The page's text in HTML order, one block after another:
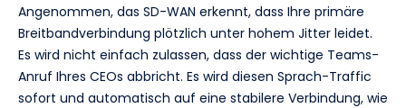
Angenommen, das SD-WAN erkennt, dass Ihre primäre
Breitbandverbindung plötzlich unter hohem Jitter leidet.
Es wird nicht einfach zulassen, dass der wichtige Teams-
Anruf Ihres CEOs abbricht. Es wird diesen Sprach-Traffic
sofort und automatisch auf eine stabilere Verbindung, wie